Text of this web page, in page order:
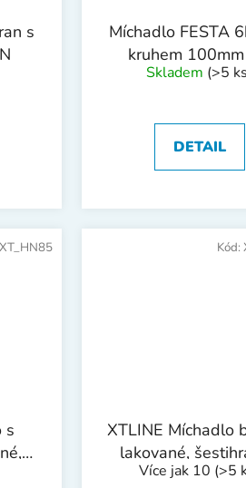
s
Míchadlo FESTA
kruhem
Skladem (>5
DETAIL
s
|
XT_HN85
XTLINE Míchadlo
lakované,
stopka | 80x405
Více jak 10 (>5
Kód: